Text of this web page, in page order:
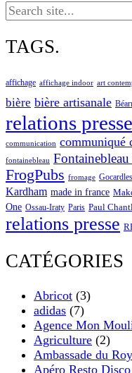
Search
for:
TAGS.
affichage affichage indoor art
bière bière artisanale
relations presse
communication communiqué
fontainebleau
FrogPubs fromage
Kardham made in france
One Ossau-Iraty Paris Paul
relations presse
CATÉGORIES
Abricot (3)
adidas (7)
Agence Mon
Agriculture (2)
Ambassade du
Apéro Resto Disco